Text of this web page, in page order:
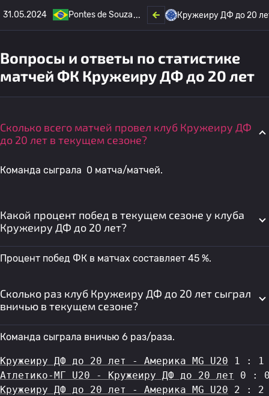
31.05.2024 Pontes de Souza Кружеиру ДФ до 20
Вопросы и ответы по статистике
матчей ФК Кружеиру ДФ до 20 лет
Сколько всего матчей провел клуб Кружеиру ДФ
до 20 лет в текущем сезоне?
Команда сыграла 0 матча/матчей.
Какой процент побед в текущем сезоне у клуба
Кружеиру ДФ до 20 лет?
Процент побед ФК в матчах составляет 45 %.
Сколько раз клуб Кружеиру ДФ до 20 лет сыграл
вничью в текущем сезоне?
Команда сыграла вничью 6 раз/раза.
Кружеиру ДФ до 20 лет - Америка MG U20 1 : 1
Атлетико-МГ U20 - Кружеиру ДФ до 20 лет
0 :
Кружеиру ДФ до 20 лет - Америка MG U20 2 : 2